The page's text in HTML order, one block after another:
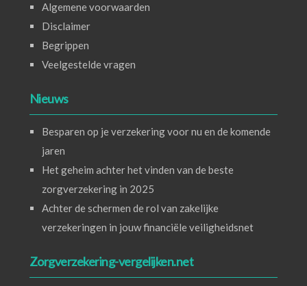
Algemene voorwaarden
Disclaimer
Begrippen
Veelgestelde vragen
Nieuws
Besparen op je verzekering voor nu en de komende
jaren
Het geheim achter het vinden van de beste
zorgverzekering in 2025
Achter de schermen de rol van zakelijke
verzekeringen in jouw financiële veiligheidsnet
Zorgverzekering-vergelijken.net